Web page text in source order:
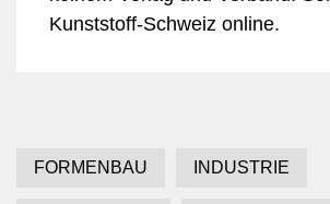
Kunststoff-Schweiz online.
FORMENBAU INDUSTRIE